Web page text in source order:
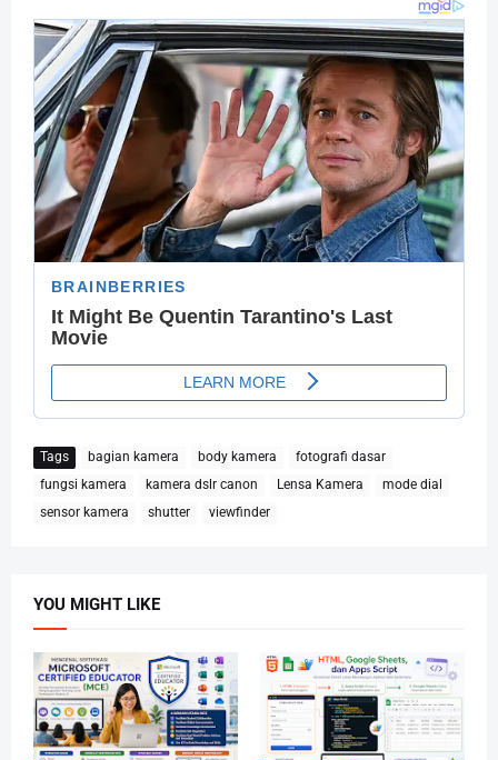
Tags bagian kamera body kamera
fotografi dasar
fungsi kamera
kamera dslr canon Lensa Kamera
mode dial
sensor kamera
shutter viewfinder
YOU MIGHT LIKE